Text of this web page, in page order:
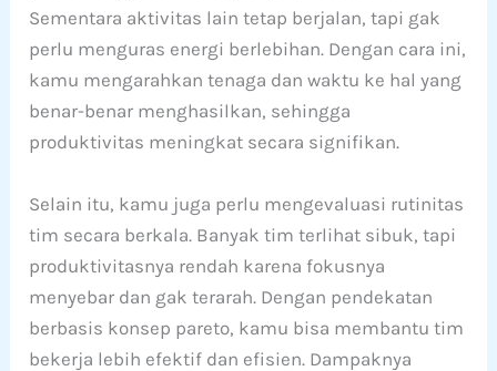
Sementara aktivitas lain tetap berjalan, tapi gak
perlu menguras energi berlebihan. Dengan cara ini,
kamu mengarahkan tenaga dan waktu ke hal yang
benar-benar menghasilkan, sehingga
produktivitas meningkat secara signifikan.
Selain itu, kamu juga perlu mengevaluasi rutinitas
tim secara berkala. Banyak tim terlihat sibuk, tapi
produktivitasnya rendah karena fokusnya
menyebar dan gak terarah. Dengan pendekatan
berbasis konsep pareto, kamu bisa membantu tim
bekerja lebih efektif dan efisien. Dampaknya